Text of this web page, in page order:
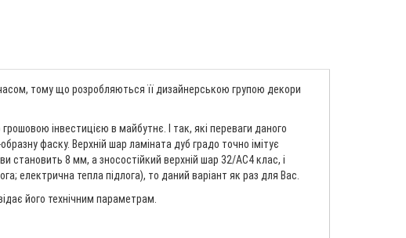
тому що розробляються її дизайнерською групою декори
інвестицією в майбутнє. І так, які переваги даного
фаску. Верхній шар ламіната дуб градо точно імітує
становить 8 мм, а зносостійкий верхній шар 32/AC4 клас, і
електрична тепла підлога), то даний варіант як раз для Вас.
його технічним параметрам.